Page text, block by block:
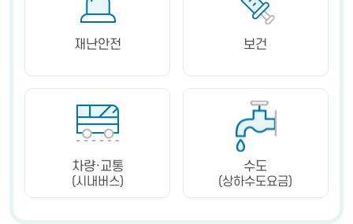
재난안전 보건
차량·교통
(시내버스)
수도
(상하수도요금)